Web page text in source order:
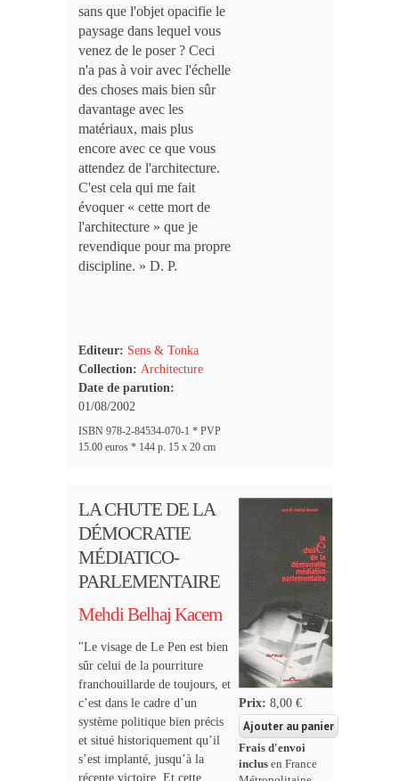
sans que l'objet opacifie le
paysage dans lequel vous
venez de le poser ? Ceci
n'a pas à voir avec l'échelle
des choses mais bien sûr
davantage avec les
matériaux, mais plus
encore avec ce que vous
attendez de l'architecture.
C'est cela qui me fait
évoquer « cette mort de
l'architecture » que je
revendique pour ma propre
discipline. » D. P.
Editeur: Sens & Tonka
Collection: Architecture
Date de parution:
01/08/2002
ISBN 978-2-84534-070-1 * PVP
15.00 euros * 144 p. 15 x 20 cm
LA CHUTE DE LA
DÉMOCRATIE
MÉDIATICO-
PARLEMENTAIRE
Mehdi Belhaj Kacem
"Le visage de Le Pen est bien
sûr celui de la pourriture
franchouillarde de toujours, et
c’est dans le cadre d’un
système politique bien précis
et situé historiquement qu’il
s’est implanté, jusqu’à la
récente victoire. Et cette
Prix:8,00 €
Frais d'envoi
inclus en France